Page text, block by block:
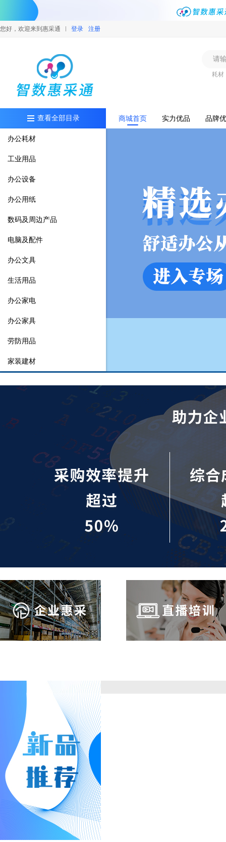
您好，欢迎来到惠采通 登录 注册
耗材
查看全部目录 商城首页 实力优品 品牌
办公耗材
工业用品
办公设备
办公用纸
数码及周边产品
电脑及配件
办公文具
生活用品
办公家电
办公家具
劳防用品
家装建材
体育用品